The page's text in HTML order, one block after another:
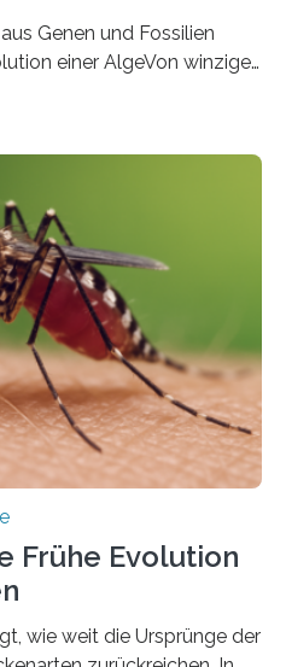
Genen und Fossilien
einer AlgeVon winzigen
komplexesten
von Millionen Jahren
sticht eine Gruppe heraus,
vorkommt: die
Einige Arten
dichte Geflechte
Was auffällig ist: Die
Frühe Evolution
wie weit die Ursprünge der